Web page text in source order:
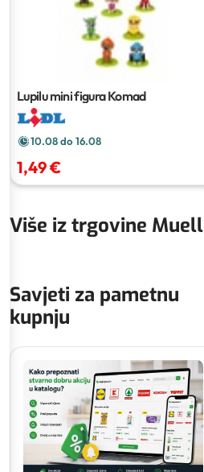
Lupilu mini figuraKomad
10.08 do 16.08
1,49 €
Više iz trgovine
Savjeti za pametnu
kupnju